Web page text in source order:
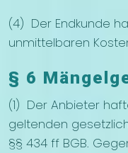
(4) Der Endkunde
unmittelbaren
§ 6
(1) Der Anbieter
geltenden
§§ 434 ff BGB.